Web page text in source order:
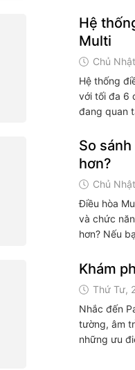
Hệ
Multi
Chủ
Hệ thống
với tối đa 6
đang quan
So
hơn?
Chủ
Điều hòa
và chức
hơn? Nếu
Khám
Thứ Tư,
Nhắc đến
tường, âm
những ưu